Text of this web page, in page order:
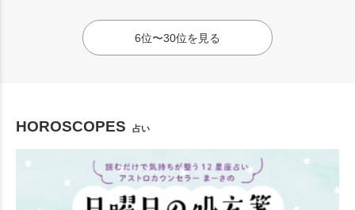
6位〜30位を見る
HOROSCOPES 占い